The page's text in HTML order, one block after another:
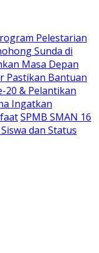
Pelestarian
Sunda di
Masa Depan
Pastikan Bantuan
20 & Pelantikan
Ingatkan
SPMB SMAN 16
dan Status